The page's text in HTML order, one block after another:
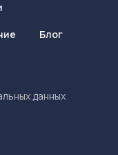
Блог
данных